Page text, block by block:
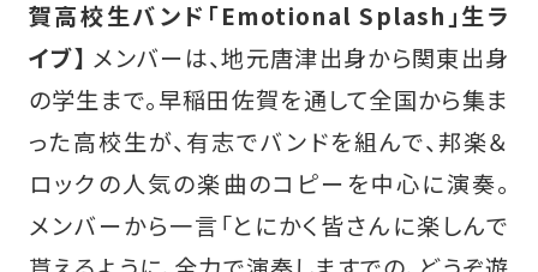
賀高校生バンド「Emotional Splash」生ラ
イブ】 メンバーは、地元唐津出身から関東出身
の学生まで。早稲田佐賀を通して全国から集ま
った高校生が、有志でバンドを組んで、邦楽＆
ロックの人気の楽曲のコピーを中心に演奏。
メンバーから一言「とにかく皆さんに楽しんで